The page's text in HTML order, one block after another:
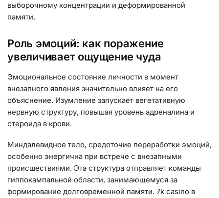
выборочному концентрации и деформированной
памяти.
Роль эмоций: как поражение
увеличивает ощущение чуда
Эмоциональное состояние личности в момент
внезапного явления значительно влияет на его
объяснение. Изумление запускает вегетативную
нервную структуру, повышая уровень адреналина и
стероида в крови.
Миндалевидное тело, средоточие переработки эмоций,
особенно энергична при встрече с внезапными
происшествиями. Эта структура отправляет команды
гиппокампальной области, занимающемуся за
формирование долговременной памяти. 7k casino в